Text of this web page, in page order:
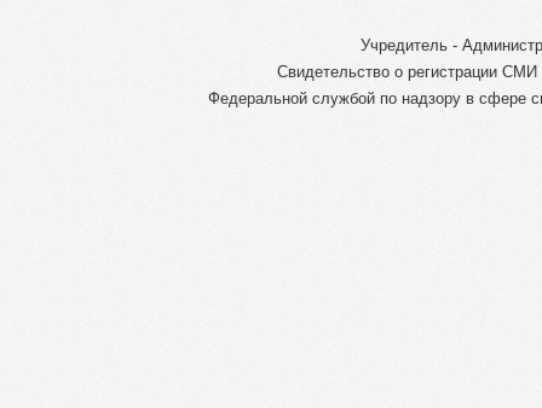
Учредитель -
Свидетельство о регистрации
Федеральной службой по надзору в сфере